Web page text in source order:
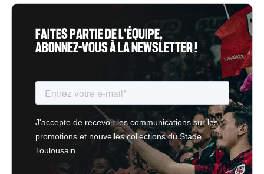
FAITES PARTIE DE L’ÉQUIPE,
ABONNEZ-VOUS À LA NEWSLETTER !